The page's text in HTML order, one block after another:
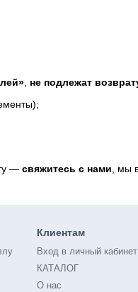
, не подлежат
— свяжитесь с нами , мы
Клиентам
Вход в личный кабинет
КАТАЛОГ
О нас